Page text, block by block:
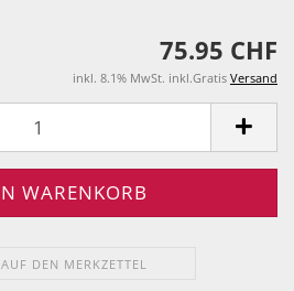
75.95 CHF
inkl. 8.1% MwSt. inkl.Gratis Versand
AUF DEN MERKZETTEL